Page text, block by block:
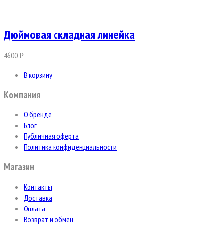
Дюймовая складная линейка
4600Р
В корзину
Компания
О бренде
Блог
Публичная оферта
Политика конфиденциальности
Магазин
Контакты
Доставка
Оплата
Возврат и обмен